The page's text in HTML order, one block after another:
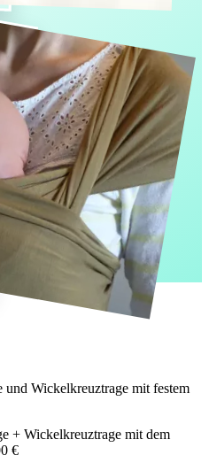
Wickelkreuztrage mit festem
+ Wickelkreuztrage mit dem
€